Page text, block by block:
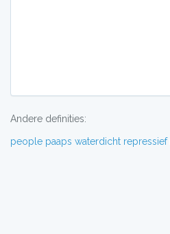
Andere definities:
people paaps waterdicht repressief